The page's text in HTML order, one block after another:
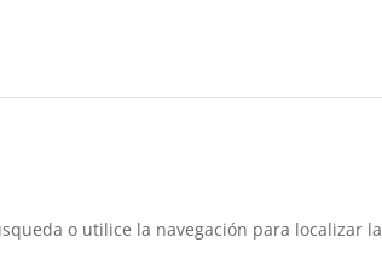
o utilice la navegación para localizar la